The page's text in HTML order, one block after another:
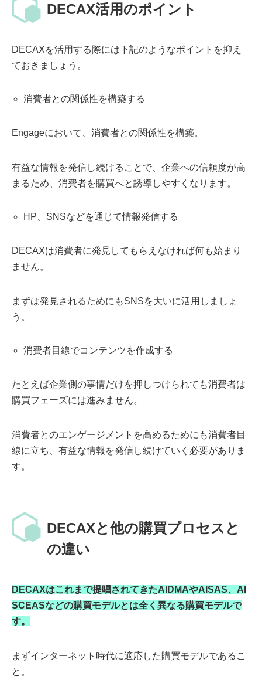
DECAX活用のポイント
DECAXを活用する際には下記のようなポイントを抑え
ておきましょう。
消費者との関係性を構築する
Engageにおいて、消費者との関係性を構築。
有益な情報を発信し続けることで、企業への信頼度が高
まるため、消費者を購買へと誘導しやすくなります。
HP、SNSなどを通じて情報発信する
DECAXは消費者に発見してもらえなければ何も始まり
ません。
まずは発見されるためにもSNSを大いに活用しましょ
う。
消費者目線でコンテンツを作成する
たとえば企業側の事情だけを押しつけられても消費者は
購買フェーズには進みません。
消費者とのエンゲージメントを高めるためにも消費者目
線に立ち、有益な情報を発信し続けていく必要がありま
す。
DECAXと他の購買プロセスと
の違い
DECAXはこれまで提唱されてきたAIDMAやAISAS、AI
SCEASなどの購買モデルとは全く異なる購買モデルで
す。
まずインターネット時代に適応した購買モデルであるこ
と。